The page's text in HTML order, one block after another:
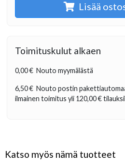
Lisää
Toimituskulut alkaen
0,00 € Nouto myymälästä
6,50 € Nouto postin
ilmainen toimitus yli 120,00 €
Katso myös nämä tuotteet